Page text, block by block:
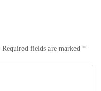
Required fields are marked *